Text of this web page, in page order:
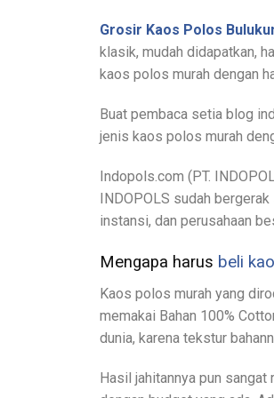
Grosir Kaos Polos
klasik, mudah didapatkan,
kaos polos murah dengan
Buat pembaca setia blog
jenis kaos polos murah
Indopols.com (PT.
INDOPOLS sudah
instansi, dan perusahaan
Mengapa harus beli
Kaos polos murah yang
memakai Bahan 100%
dunia, karena tekstur
Hasil jahitannya pun